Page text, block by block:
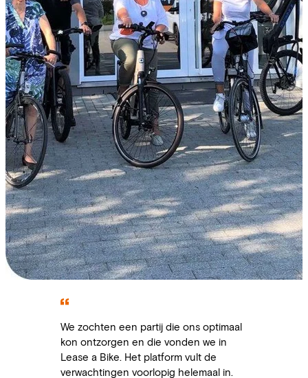
We zochten een partij die ons optimaal
kon ontzorgen en die vonden we in
Lease a Bike. Het platform vult de
verwachtingen voorlopig helemaal in.